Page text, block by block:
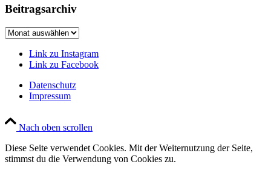
Beitragsarchiv
Beitragsarchiv
Link zu Instagram
Link zu Facebook
Datenschutz
Impressum
Nach oben scrollen
Diese Seite verwendet Cookies. Mit der Weiternutzung der Seite,
stimmst du die Verwendung von Cookies zu.